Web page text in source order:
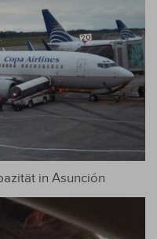
in Asunción